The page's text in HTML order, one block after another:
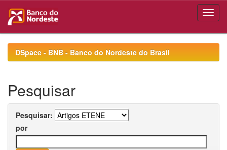
navigationDSpace - BNB - Banco do Nordeste do Brasil
Pesquisar
Pesquisar:
por